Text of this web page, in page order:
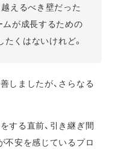
えるべき壁だった
が成長するための
たくはないけれど。
しましたが、さらなる
する直前、引き継ぎ間
不安を感じているプロ